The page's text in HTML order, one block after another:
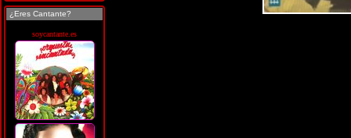
¿Eres Cantante?
soycantante.es